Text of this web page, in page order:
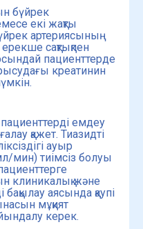
бүйрек
екі жақты
артериясының
сақтықпен
пациенттерде
креатинин
пациенттерді емдеу
қажет. Тиазидті
ауыр
мин) тиімсіз болуы
клиникалық және
аясында қаупі
мұқият
керек.